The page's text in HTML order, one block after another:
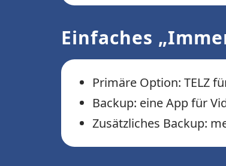
Einfaches
Primäre Option: TELZ
Backup: eine App für
Zusätzliches Backup: